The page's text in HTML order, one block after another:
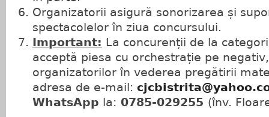
Organizatorii asigură sonorizarea și
spectacolelor în ziua concursului.
Important: La concurenții de la
acceptă piesa cu orchestrație pe
organizatorilor în vederea pregătirii
adresa de e-mail:
WhatsApp la: 0785-029255 (înv.